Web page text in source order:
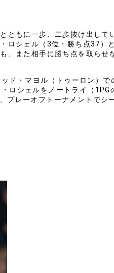
ともに一歩、二歩抜け出して
ロシェル（3位・勝ち点37）
、また相手に勝ち点を取らせ
ド・マヨル（トゥーロン）で
ロシェルをノートライ（1PG
プレーオフトーナメントでシ